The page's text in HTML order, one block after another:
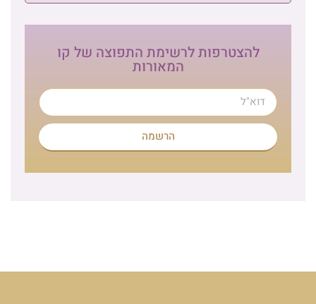
להצטרפות לרשימת התפוצה של קו
המאורות
הרשמה